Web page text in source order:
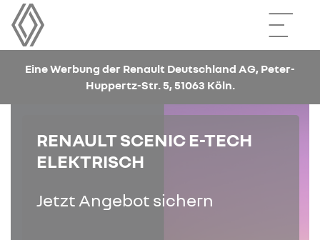
Eine Werbung der Renault Deutschland AG, Peter-
Huppertz-Str. 5, 51063 Köln.
RENAULT SCENIC E-TECH
ELEKTRISCH
Jetzt Angebot sichern